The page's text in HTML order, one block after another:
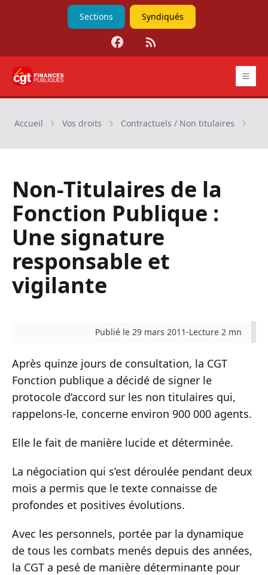
Sections Syndiqués
Facebook
RSS
CGT Finances publiques
Accueil Vos droits Contractuels / Non titulaires
Non-Titulaires de la
Fonction Publique :
Une signature
responsable et
vigilante
Publié le 29 mars 2011-Lecture 2 mn
Après quinze jours de consultation, la CGT
Fonction publique a décidé de signer le
protocole d’accord sur les non titulaires qui,
rappelons-le, concerne environ 900 000 agents.
Elle le fait de manière lucide et déterminée.
La négociation qui s’est déroulée pendant deux
mois a permis que le texte connaisse de
profondes et positives évolutions.
Avec les personnels, portée par la dynamique
de tous les combats menés depuis des années,
la CGT a pesé de manière déterminante pour